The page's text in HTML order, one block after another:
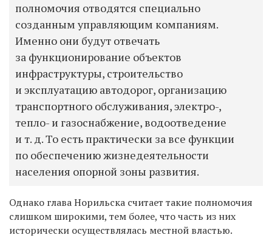
полномочия отводятся специально
созданным управляющим компаниям.
Именно они будут отвечать
за функционирование объектов
инфраструктуры, строительство
и эксплуатацию автодорог, организацию
транспортного обслуживания, электро-,
тепло- и газоснабжение, водоотведение
и т. д. То есть практически за все функции
по обеспечению жизнедеятельности
населения опорной зоны развития.
Однако глава Норильска считает такие полномочия
слишком широкими, тем более, что часть из них
исторически осуществлялась местной властью.